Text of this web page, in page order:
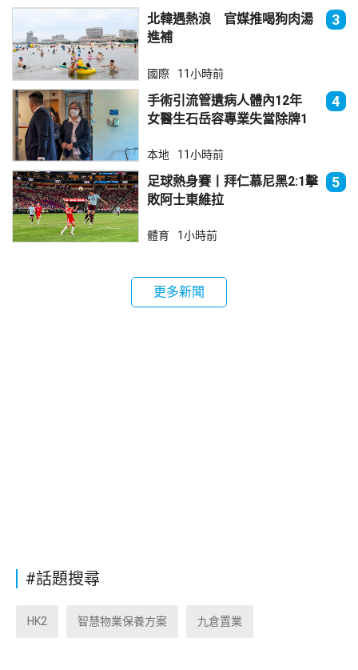
北韓遇熱浪 官媒推喝狗肉湯
進補
3
國際 11小時前
手術引流管遺病人體內12年
女醫生石岳容專業失當除牌1
4
本地 11小時前
足球熱身賽丨拜仁慕尼黑2:1擊
敗阿士東維拉
5
體育 1小時前
更多新聞
#話題搜尋
HK2 智慧物業保養方案 九倉置業